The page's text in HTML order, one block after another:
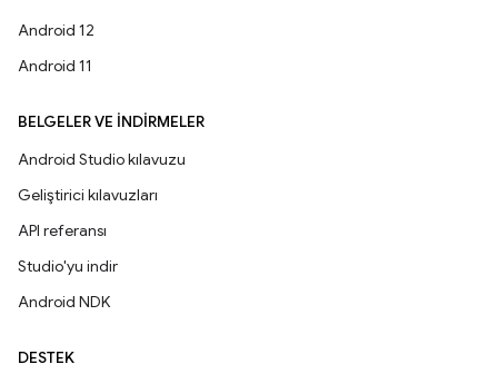
Android 12
Android 11
BELGELER VE İNDIRMELER
Android Studio kılavuzu
Geliştirici kılavuzları
API referansı
Studio'yu indir
Android NDK
DESTEK